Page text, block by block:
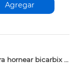
Agregar
Polvo para hornear bicarbix 200gr